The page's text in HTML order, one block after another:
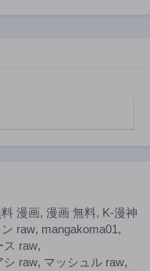
漫画, 漫画 無料, K-漫神
raw, mangakoma01,
ス raw,
シ raw, マッシュル raw,